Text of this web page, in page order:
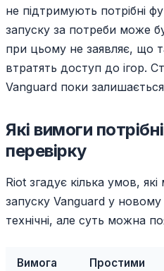
не підтримують потрібні
запуску за потреби може
при цьому не заявляє, що
втратять доступ до ігор.
Vanguard поки
Які вимоги
перевірку
Riot згадує кілька умов,
запуску Vanguard у
технічні, але суть можна
Вимога
Простими